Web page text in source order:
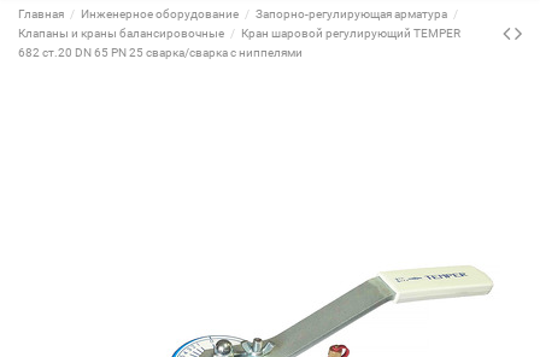
Главная Инженерное оборудование
Запорно-регулирующая арматура
Клапаны и краны балансировочные
Кран шаровой регулирующий TEMPER
682 ст.20 DN 65 PN 25 сварка/сварка с ниппелями